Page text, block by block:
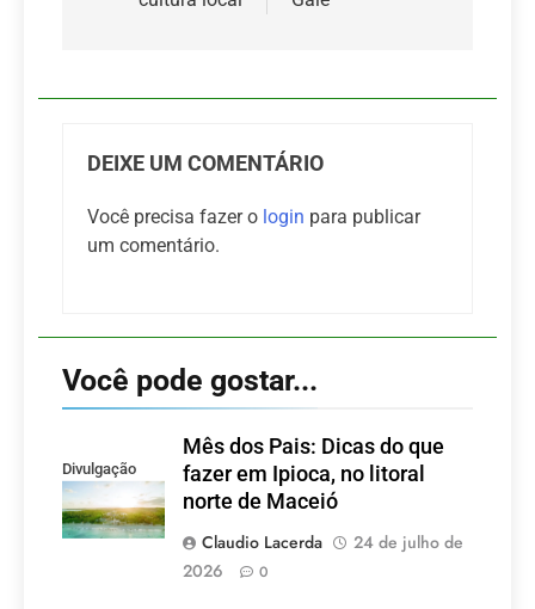
DEIXE UM COMENTÁRIO
Você precisa fazer o login para publicar
um comentário.
Você pode gostar...
Divulgação
Mês dos Pais: Dicas do que
fazer em Ipioca, no litoral
norte de Maceió
Claudio Lacerda
24 de julho de
2026
0